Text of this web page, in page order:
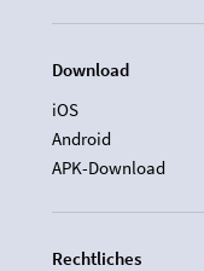
Download
iOS
Android
APK-Download
Rechtliches